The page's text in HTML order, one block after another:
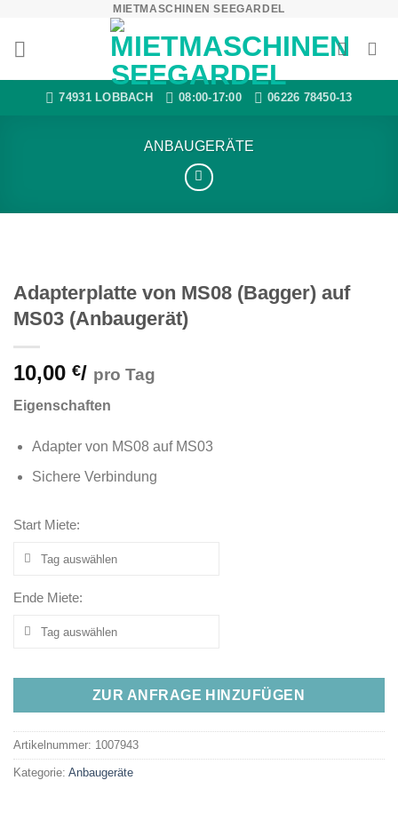
springen
MIETMASCHINEN SEEGARDEL
74931 LOBBACH 08:00-17:00 06226 78450-13
ANBAUGERÄTE
Adapterplatte von MS08 (Bagger) auf
MS03 (Anbaugerät)
10,00 €/ pro Tag
Eigenschaften
Adapter von MS08 auf MS03
Sichere Verbindung
Start Miete:
Ende Miete:
ZUR ANFRAGE HINZUFÜGEN
Artikelnummer: 1007943
Kategorie: Anbaugeräte